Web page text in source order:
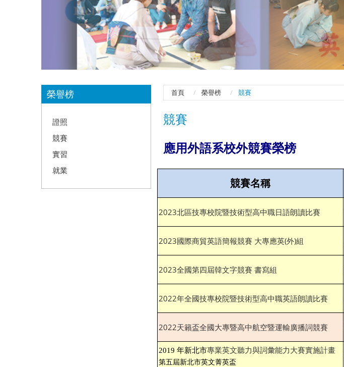
榮譽榜
證照
競賽
實習
就業
首頁 榮譽榜 競賽
競賽
應用外語系校外競賽榮榜
競賽名稱
2023北區技專校院暨技術型高中職日語朗讀比賽
2023國際商貿英語簡報競賽 大專應英(外)組
2023全國第四屆韓文字競賽 書寫組
2022年全國技專校院暨技術型高中職英語朗讀比賽
2022天籟盃全國大專暨高中航空暨運輸廣播詞競賽
2019 年新北市專業英文聽力與詞彙能力大賽實施計畫
第五屆新北市英文菁英盃